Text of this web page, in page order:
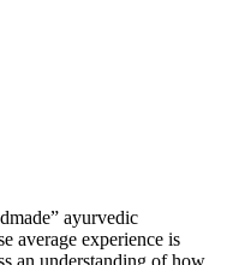
ayurvedic
average experience is
an understanding of how